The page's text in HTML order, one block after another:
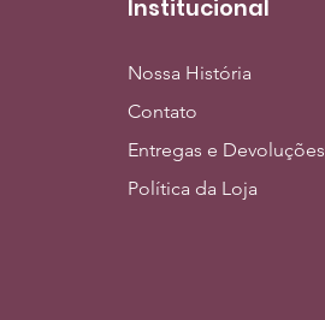
Institucional
Nossa História
Contato
Entregas e Devoluções
Política da Loja